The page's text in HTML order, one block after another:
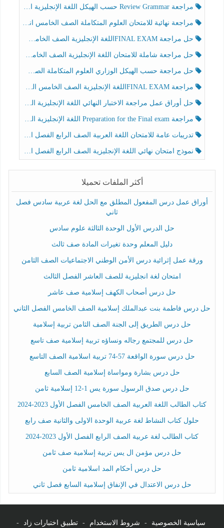
مراجعة Review Grammar حسب الهيكل اللغة الإنجليزية الصف الخامس الفصل الثالث
مراجعة نهائية للامتحان العلوم المتكاملة الصف الخامس انسبير الفصل الثالث
حل مراجعة FINAL EXAMاللغة الإنجليزية الصف الخامس الفصل الثالث
حل مراجعة شاملة للامتحان اللغة الإنجليزية الصف الخامس الفصل الثالث
حل مراجعة حسب الهيكل الوزاري العلوم المتكاملة الصف الخامس عام الفصل الثالث
مراجعة FINAL EXAMاللغة الإنجليزية الصف الخامس الفصل الثالث
حل أوراق عمل مراجعة الاختبار النهائي اللغة الإنجليزية الصف الرابع الفصل الثالث
مراجعة Preparation for the Final exam اللغة الإنجليزية الصف الرابع الفصل الثالث
تدريبات عامة للامتحان اللغة العربية الصف الرابع الفصل الثالث
نموذج امتحان نهائي اللغة الإنجليزية الصف الرابع الفصل الثالث
أكثر الملفات تحميلا
أوراق عمل درس المفعول المطلق مع الحل لغة عربية سادس فصل
ثاني
حل الدرس الأول الوحدة الثالثة علوم سادس
دليل المعلم وحدة تغيرات المادة صف ثالث
ورقة عمل إثرائية درس الأمن الوطني الاجتماعيات الصف الثامن
امتحان لغة انجليزية للصف العاشر الفصل الثالث
حل درس أصحاب الكهف إسلامية صف عاشر
حل درس فاطمة بنت عبدالملك إسلامية الصف الخامس الفصل الثاني
حل درس الطريق إلى الجنة الصف الثامن تربية إسلامية
حل درس للمجتمع رجاله ونساؤه تربية إسلامية صف تاسع
حل درس سورة الواقعة 57-74 تربية اسلامية الصف التاسع
حل درس بشارة ومواساة إسلامية الصف السابع
حل درس صدق الرسول سورة يس 1-12 إسلامية ثامن
كتاب الطالب اللغة العربية الصف الخامس الفصل الأول 2023-2024
حلول كتاب النشاط لغة عربية الوحدة الاولى والثانية صف رابع
كتاب الطالب لغة عربية الصف الرابع الفصل الأول 2023-2024
حل درس مؤمن ال يس تربية إسلامية صف ثامن
حل درس أحكام المد اسلامية ثامن
حل درس الاعتدال في الإنفاق إسلامية السابع فصل ثاني
سياسية الخصوصية - شروط الاستخدام - تطبيق اختبارات زاد -